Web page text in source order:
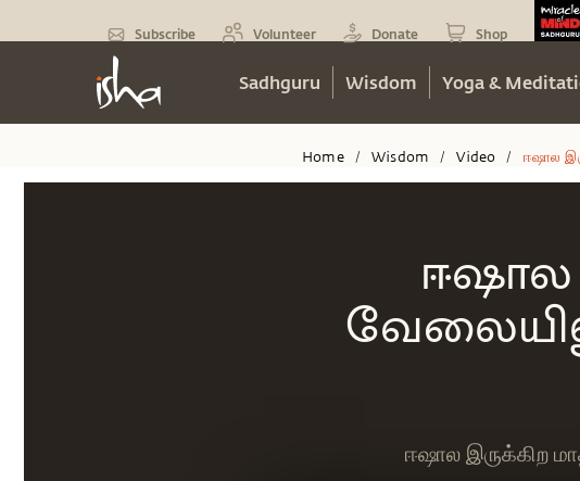
Subscribe Volunteer Donate Shop
Sadhguru Wisdom Yoga &
ஈஷால
ஈஷால இருக்கிற
Home / Wisdom / Video / ஈஷால